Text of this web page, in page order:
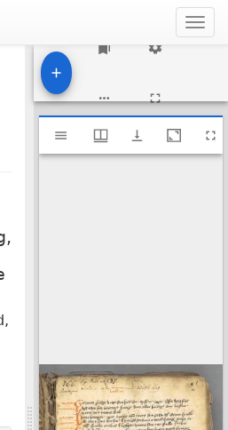
Mirador
viewer
Kungliga biblioteket, B 120